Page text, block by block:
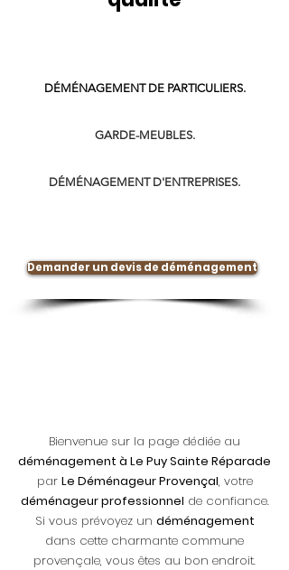
DÉMÉNAGEMENT DE PARTICULIERS.
GARDE-MEUBLES.
DÉMÉNAGEMENT D'ENTREPRISES.
Demander un devis de déménagement
Bienvenue sur la page dédiée au
déménagement à Le Puy Sainte Réparade
par Le Déménageur Provençal, votre
déménageur professionnel de confiance.
Si vous prévoyez un déménagement
dans cette charmante commune
provençale, vous êtes au bon endroit.